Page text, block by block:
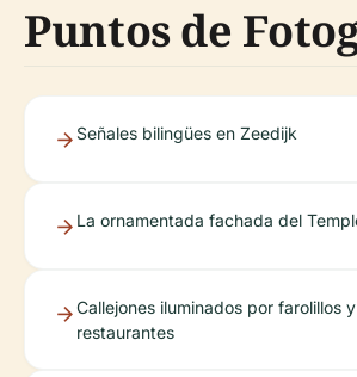
Puntos de
Señales bilingües en Zeedijk
La ornamentada fachada del
Callejones iluminados por farolillos
restaurantes